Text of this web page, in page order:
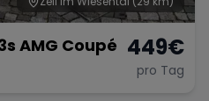
Lotus Maserati
AMG Coupé 449€
pro Tag